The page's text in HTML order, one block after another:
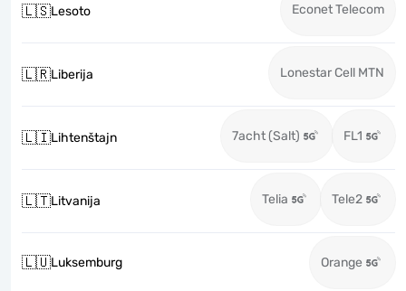
🇱🇸Lesoto Econet Telecom
🇱🇷Liberija Lonestar Cell MTN
🇱🇮Lihtenštajn 7acht (Salt) FL1
🇱🇹Litvanija Telia Tele2
🇱🇺Luksemburg Orange